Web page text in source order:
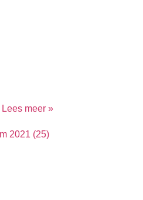
Lees meer »